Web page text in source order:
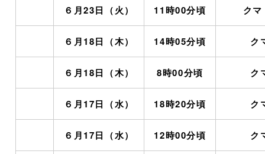
６月23日（火） 11時00分頃 ク
６月18日（木） 14時05分頃 ク
６月18日（木） 8時00分頃 ク
６月17日（水） 18時20分頃 ク
６月17日（水） 12時00分頃 ク